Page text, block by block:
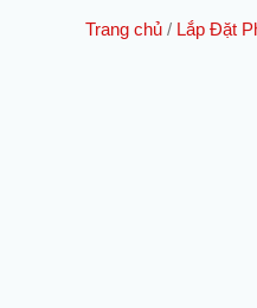
Trang chủ / Lắp Đặt